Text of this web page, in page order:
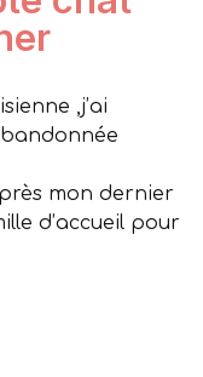
,j’ai
mon dernier
d’accueil pour